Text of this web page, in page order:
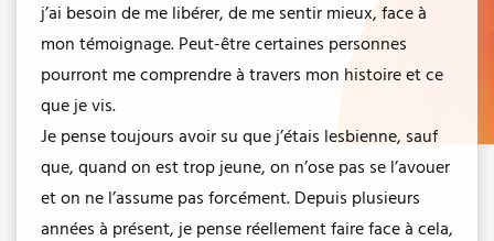
j’ai besoin de me libérer, de me sentir mieux, face à
mon témoignage. Peut-être certaines personnes
pourront me comprendre à travers mon histoire et ce
que je vis.
Je pense toujours avoir su que j’étais lesbienne, sauf
que, quand on est trop jeune, on n’ose pas se l’avouer
et on ne l’assume pas forcément. Depuis plusieurs
années à présent, je pense réellement faire face à cela,